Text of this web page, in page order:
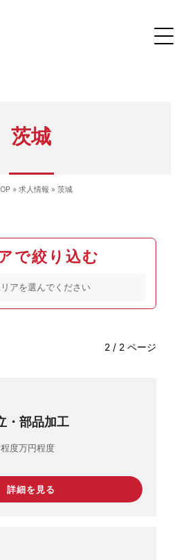
茨城
» 求人情報 » 茨城
で絞り込む
2 / 2 ページ
・部品加工
度万円程度
詳細を見る